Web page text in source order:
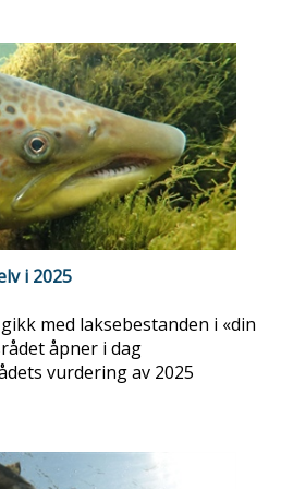
i 2025
med laksebestanden i «din
åpner i dag
vurdering av 2025